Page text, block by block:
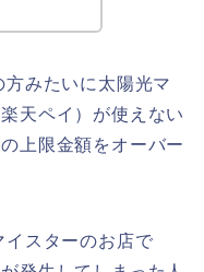
みたいに太陽光マ
天ペイ）が使えない
上限金額をオーバー
イスターのお店で